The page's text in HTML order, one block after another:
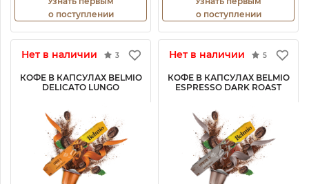
о поступлении
о поступлении
Нет в наличии 3
КОФЕ В КАПСУЛАХ BELMIO
DELICATO LUNGO
Нет в наличии 5
КОФЕ В КАПСУЛАХ BELMIO
ESPRESSO DARK ROAST